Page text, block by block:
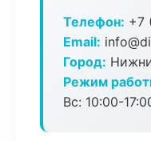
Телефон: +7
Email:
Город:
Режим
Вс: 10:00-